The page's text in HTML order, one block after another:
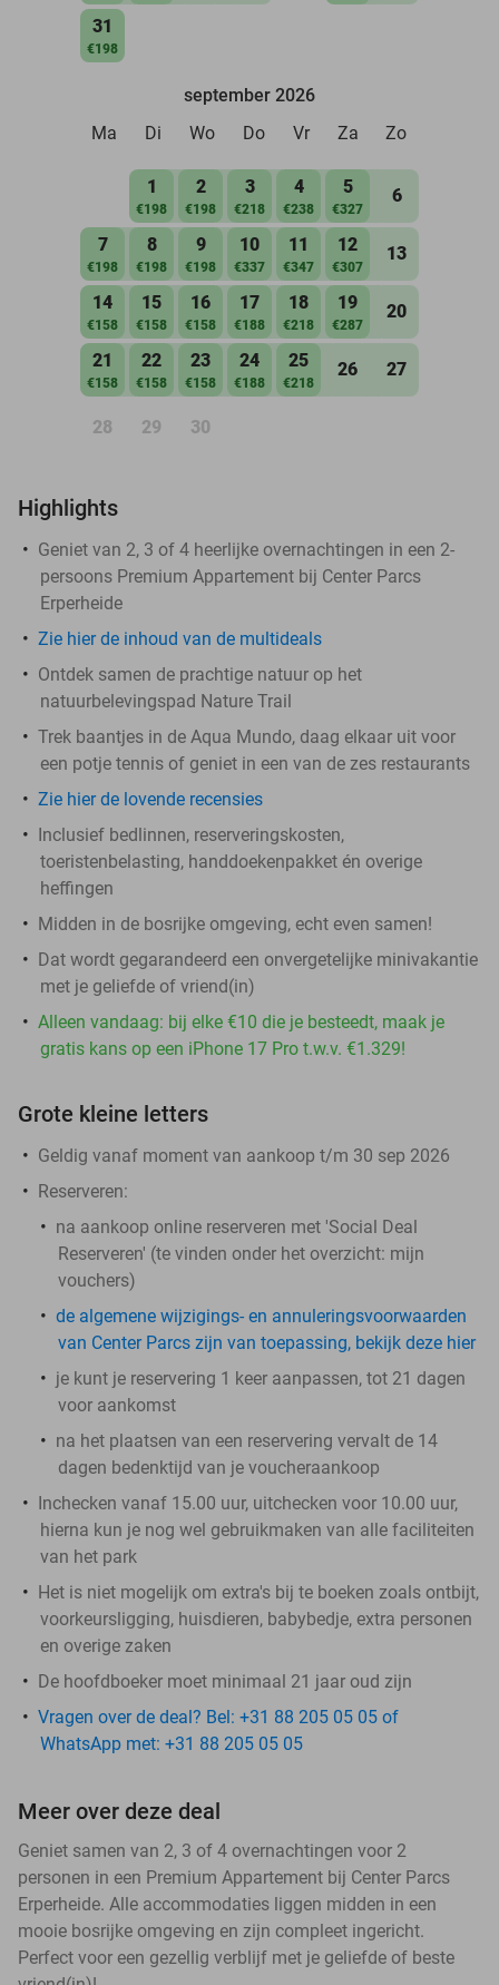
31
€198
september 2026
Ma
Di Wo Do Vr Za Zo
1
€198
2
€198
3
€218
4
€238
5
€327
6
7
€198
8
€198
9
€198
10
€337
11
€347
12
€307
13
14
€158
15
€158
16
€158
17
€188
18
€218
19
€287
20
21
€158
22
€158
23
€158
24
€188
25
€218
26 27
28 29 30
Highlights
Geniet van 2, 3 of 4 heerlijke overnachtingen in een 2-
persoons Premium Appartement bij Center Parcs
Erperheide
Zie hier de inhoud van de multideals
Ontdek samen de prachtige natuur op het
natuurbelevingspad Nature Trail
Trek baantjes in de Aqua Mundo, daag elkaar uit voor
een potje tennis of geniet in een van de zes restaurants
Zie hier de lovende recensies
Inclusief bedlinnen, reserveringskosten,
toeristenbelasting, handdoekenpakket én overige
heffingen
Midden in de bosrijke omgeving, echt even samen!
Dat wordt gegarandeerd een onvergetelijke minivakantie
met je geliefde of vriend(in)
Alleen vandaag: bij elke €10 die je besteedt, maak je
gratis kans op een iPhone 17 Pro t.w.v. €1.329!
Grote kleine letters
Geldig vanaf moment van aankoop t/m 30 sep 2026
Reserveren:
na aankoop online reserveren met 'Social Deal
Reserveren' (te vinden onder het overzicht: mijn
vouchers)
de algemene wijzigings- en annuleringsvoorwaarden
van Center Parcs zijn van toepassing, bekijk deze hier
je kunt je reservering 1 keer aanpassen, tot 21 dagen
voor aankomst
na het plaatsen van een reservering vervalt de 14
dagen bedenktijd van je voucheraankoop
Inchecken vanaf 15.00 uur, uitchecken voor 10.00 uur,
hierna kun je nog wel gebruikmaken van alle faciliteiten
van het park
Het is niet mogelijk om extra's bij te boeken zoals ontbijt,
voorkeursligging, huisdieren, babybedje, extra personen
en overige zaken
De hoofdboeker moet minimaal 21 jaar oud zijn
Vragen over de deal? Bel: +31 88 205 05 05 of
WhatsApp met: +31 88 205 05 05
Meer over deze deal
Geniet samen van 2, 3 of 4 overnachtingen voor 2
personen in een Premium Appartement bij Center Parcs
Erperheide. Alle accommodaties liggen midden in een
mooie bosrijke omgeving en zijn compleet ingericht.
Perfect voor een gezellig verblijf met je geliefde of beste